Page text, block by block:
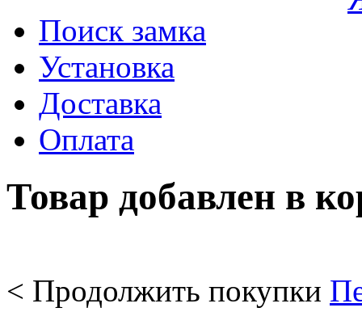
Поиск замка
Установка
Доставка
Оплата
Товар добавлен в
< Продолжить покупки